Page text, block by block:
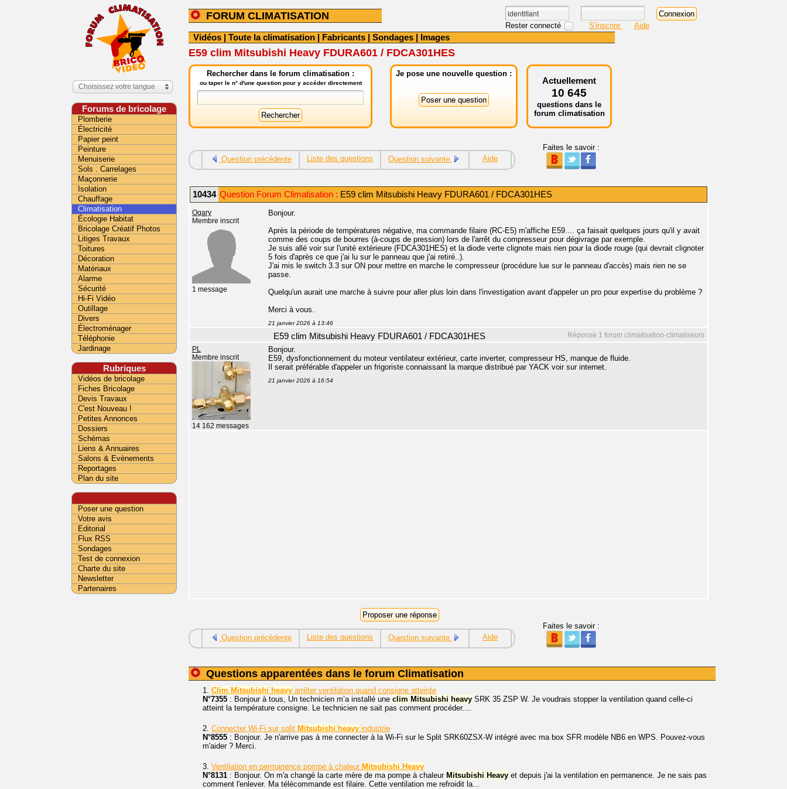
FORUM CLIMATISATION
Rester connecté S'inscrire Aide
Vidéos | Toute la climatisation | Fabricants | Sondages | Images
E59 clim Mitsubishi Heavy FDURA601 / FDCA301HES
Rechercher dans le forum climatisation :
ou taper le n° d'une question pour y accéder directement
Je pose une nouvelle question :
Actuellement
10 645
questions dans le
forum climatisation
Question précédente Liste des questions Question suivante Aide
Faites le savoir :
10434 Question Forum Climatisation : E59 clim Mitsubishi Heavy FDURA601 / FDCA301HES
Ogary
Membre inscrit
1 message
Bonjour.
Après la période de températures négative, ma commande filaire (RC-E5) m'affiche E59.... ça faisait quelques jours qu'il y avait
comme des coups de bourres (à-coups de pression) lors de l'arrêt du compresseur pour dégivrage par exemple.
Je suis allé voir sur l'unité extérieure (FDCA301HES) et la diode verte clignote mais rien pour la diode rouge (qui devrait clignoter
5 fois d'après ce que j'ai lu sur le panneau que j'ai retiré..).
J'ai mis le switch 3.3 sur ON pour mettre en marche le compresseur (procédure lue sur le panneau d'accès) mais rien ne se
passe.
Quelqu'un aurait une marche à suivre pour aller plus loin dans l'investigation avant d'appeler un pro pour expertise du problème ?
Merci à vous.
21 janvier 2026 à 13:46
Réponse 1 forum climatisation-climatiseurs
E59 clim Mitsubishi Heavy FDURA601 / FDCA301HES
PL
Membre inscrit
14 162 messages
Bonjour.
E59, dysfonctionnement du moteur ventilateur extérieur, carte inverter, compresseur HS, manque de fluide.
Il serait préférable d'appeler un frigoriste connaissant la marque distribué par YACK voir sur internet.
21 janvier 2026 à 16:54
Question précédente Liste des questions Question suivante Aide
Faites le savoir :
Questions apparentées dans le forum Climatisation
1. Clim Mitsubishi heavy arrêter ventilation quand consigne atteinte
N°7355 : Bonjour à tous, Un technicien m’a installé une clim Mitsubishi heavy SRK 35 ZSP W. Je voudrais stopper la ventilation quand celle-ci
atteint la température consigne. Le technicien ne sait pas comment procéder....
2. Connecter Wi-Fi sur split Mitsubishi heavy industrie
N°8555 : Bonjour. Je n'arrive pas à me connecter à la Wi-Fi sur le Split SRK60ZSX-W intégré avec ma box SFR modèle NB6 en WPS. Pouvez-vous
m'aider ? Merci.
3. Ventilation en permanence pompe à chaleur Mitsubishi Heavy
N°8131 : Bonjour. On m'a changé la carte mère de ma pompe à chaleur Mitsubishi Heavy et depuis j'ai la ventilation en permanence. Je ne sais pas
comment l'enlever. Ma télécommande est filaire. Cette ventilation me refroidit la...
Choisissez votre langue
Forums de bricolage
Plomberie
Électricité
Papier peint
Peinture
Menuiserie
Sols . Carrelages
Maçonnerie
Isolation
Chauffage
Climatisation
Écologie Habitat
Bricolage Créatif Photos
Litiges Travaux
Toitures
Décoration
Matériaux
Alarme
Sécurité
Hi-Fi Vidéo
Outillage
Divers
Électroménager
Téléphonie
Jardinage
Rubriques
Vidéos de bricolage
Fiches Bricolage
Devis Travaux
C'est Nouveau !
Petites Annonces
Dossiers
Schémas
Liens & Annuaires
Salons & Evènements
Reportages
Plan du site
Poser une question
Votre avis
Editorial
Flux RSS
Sondages
Test de connexion
Charte du site
Newsletter
Partenaires